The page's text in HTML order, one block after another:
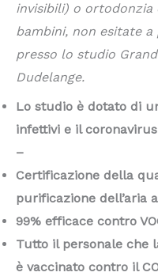
invisibili) o ortodonzia
bambini, non esitate
presso lo studio
Dudelange.
Lo studio è dotato di
infettivi e il
–
Certificazione della
purificazione dell’aria
99% efficace contro
Tutto il personale che
è vaccinato contro il